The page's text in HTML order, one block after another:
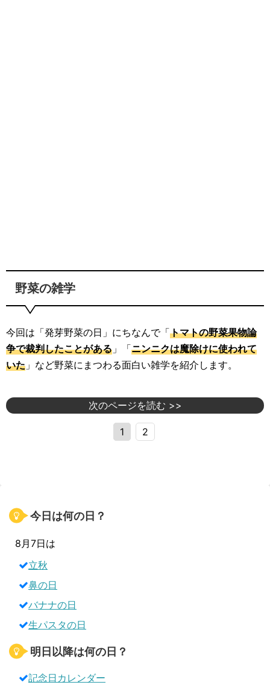
野菜の雑学
今回は「発芽野菜の日」にちなんで「トマトの野菜果物論
争で裁判したことがある 」「ニンニクは魔除けに使われて
いた 」など野菜にまつわる面白い雑学を紹介します。
次のページを読む >>
1 2
今日は何の日？
8月7日は
立秋
鼻の日
バナナの日
生パスタの日
明日以降は何の日？
記念日カレンダー